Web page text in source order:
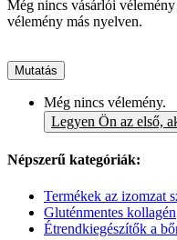
Még nincs vásárlói
vélemény más nyelven.
Mutatás
Még nincs vélemény.
Legyen Ön az első,
Népszerű kategóriák:
Termékek az izomzat
Gluténmentes kollagén
Étrendkiegészítők a